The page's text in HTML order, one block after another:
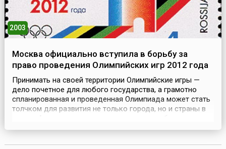
2003
Москва официально вступила в борьбу за
право проведения Олимпийских игр 2012 года
Принимать на своей территории Олимпийские игры —
дело почетное для любого государства, а грамотно
спланированная и проведенная Олимпиада может стать
толчком для развития не только города, но и страны в
инвесторам, принимающим участие в проектах,
стала официальным кандидатом на проведение